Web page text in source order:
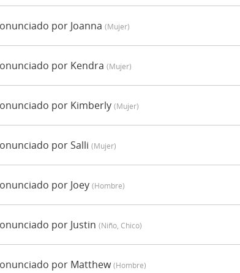
por Joanna (mujer)
por Kendra (mujer)
por Kimberly (mujer)
por Salli (mujer)
por Joey (hombre)
por Justin (niño, Chico)
por Matthew(hombre)